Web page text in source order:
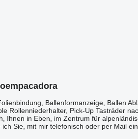
Ballenformanzeige, Ballen
Rollenniederhalter, Pick-Up Tasträder
Ihnen in Eben, im Zentrum für
Sie, mit mir telefonisch oder per Mail